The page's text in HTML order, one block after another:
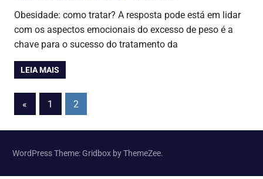
Obesidade: como tratar? A resposta pode está em lidar
com os aspectos emocionais do excesso de peso é a
chave para o sucesso do tratamento da
LEIA MAIS
« 1 2
WordPress Theme: Gridbox by ThemeZee.